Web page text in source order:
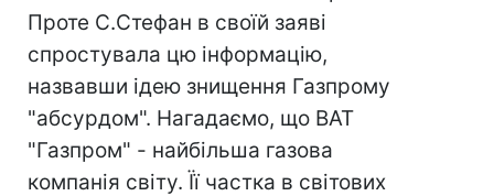
Проте С.Стефан в своїй заяві
спростувала цю інформацію,
назвавши ідею знищення Газпрому
"абсурдом". Нагадаємо, що ВАТ
"Газпром" - найбільша газова
компанія світу. Її частка в світових